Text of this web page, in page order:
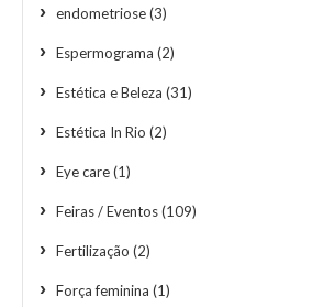
endometriose(3)
Espermograma (2)
Estética e Beleza (31)
Estética In Rio (2)
Eye care(1)
Feiras / Eventos(109)
Fertilização (2)
Força feminina (1)